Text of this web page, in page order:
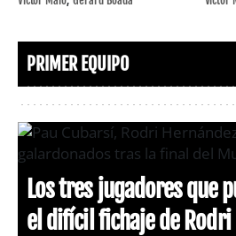
PRIMER EQUIPO
Los tres jugadores que
el difícil fichaje de Rodri